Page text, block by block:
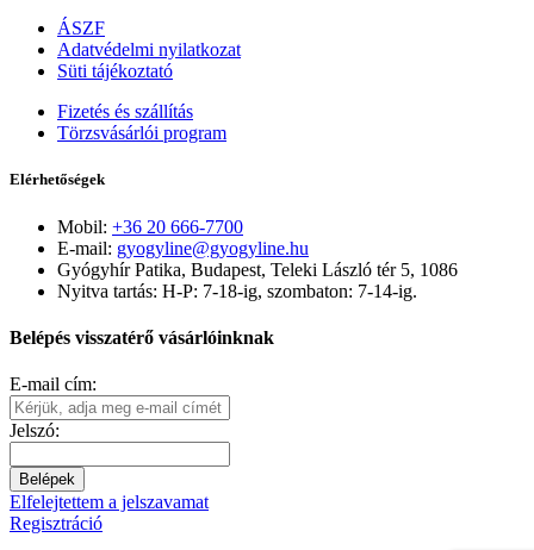
ÁSZF
Adatvédelmi nyilatkozat
Süti tájékoztató
Fizetés és szállítás
Törzsvásárlói program
Elérhetőségek
Mobil: +36 20 666-7700
E-mail: gyogyline@gyogyline.hu
Gyógyhír Patika, Budapest, Teleki László tér 5, 1086
Nyitva tartás: H-P: 7-18-ig, szombaton: 7-14-ig.
Belépés visszatérő vásárlóinknak
E-mail cím:
Jelszó:
Belépek
Elfelejtettem a jelszavamat
Regisztráció